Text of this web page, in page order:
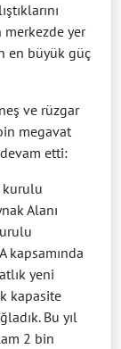
yer
en büyük güç
ve rüzgar
megavat
devam etti:
kurulu
Alanı
kapsamında
yeni
kapasite
Bu yıl
2 bin